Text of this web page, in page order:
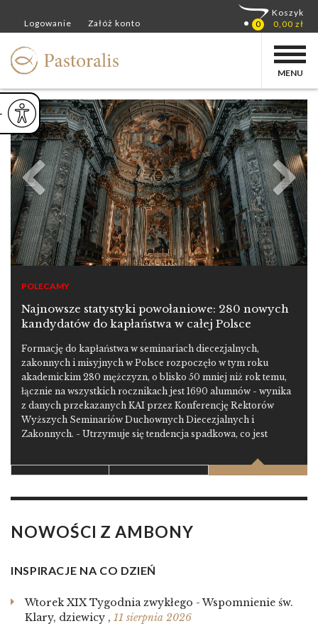
czcionkę
czcionka
Powiększ czcionkę
MENU
POLECAMY
Najnowsze statystyki powołaniowe: 280 nowych
kandydatów do kapłaństwa w całej Polsce
Formację do kapłaństwa w seminariach diecezjalnych,
zakonnych i misyjnych w Polsce rozpoczęło w tym roku
akademickim 280 mężczyzn, o blisko 50 mniej niż rok temu,
łącznie na wszystkich rocznikach jest 1690 alumnów - wynika
z danych przekazanych KAI przez Konferencję Rektorów
Wyższych Seminariów Duchownych Diecezjalnych i
Zakonnych. - Utrzymuje się tendencja spadkowa, co jest
sprawy religijne odgrywają mniejsze znaczenie - komentuje
najnowsze statystyki powołaniowe ks. dr Jan Frąckowiak,
NOWOŚCI Z AMBONY
INSPIRACJE NA CO DZIEŃ
Wtorek XIX Tygodnia zwykłego - Wspomnienie św.
Klary, dziewicy , 11 sierpnia 2026